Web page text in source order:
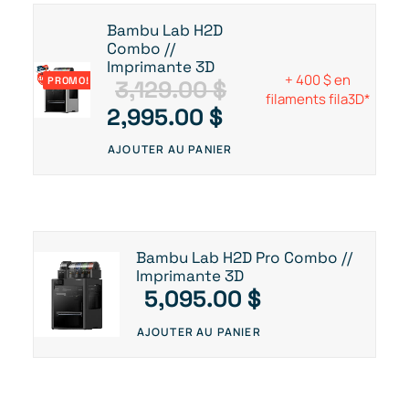
PROMO!
Bambu Lab H2D
Combo //
Imprimante 3D
3,129.00$
L
e
2,995.00 $L
e
x
a
c
t
AJOUTER AU PANIER
+ 400 $ en
filaments fila3D*
Bambu Lab H2D Pro Combo //
Imprimante 3D
5,095.00 $
AJOUTER AU PANIER